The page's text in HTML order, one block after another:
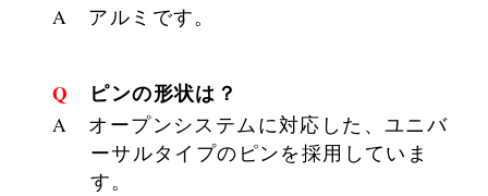
A アルミです。
Q ピンの形状は？
A オープンシステムに対応した、ユニバ
ーサルタイプのピンを採用していま
す。